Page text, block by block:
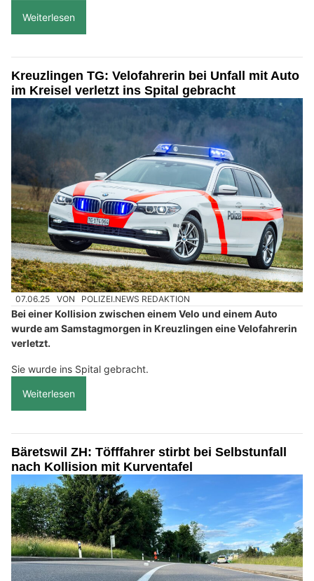
Weiterlesen
Kreuzlingen TG: Velofahrerin bei Unfall mit Auto
im Kreisel verletzt ins Spital gebracht
07.06.25 VON POLIZEI.NEWS REDAKTION
Bei einer Kollision zwischen einem Velo und einem Auto
wurde am Samstagmorgen in Kreuzlingen eine Velofahrerin
verletzt.
Sie wurde ins Spital gebracht.
Weiterlesen
Bäretswil ZH: Töfffahrer stirbt bei Selbstunfall
nach Kollision mit Kurventafel